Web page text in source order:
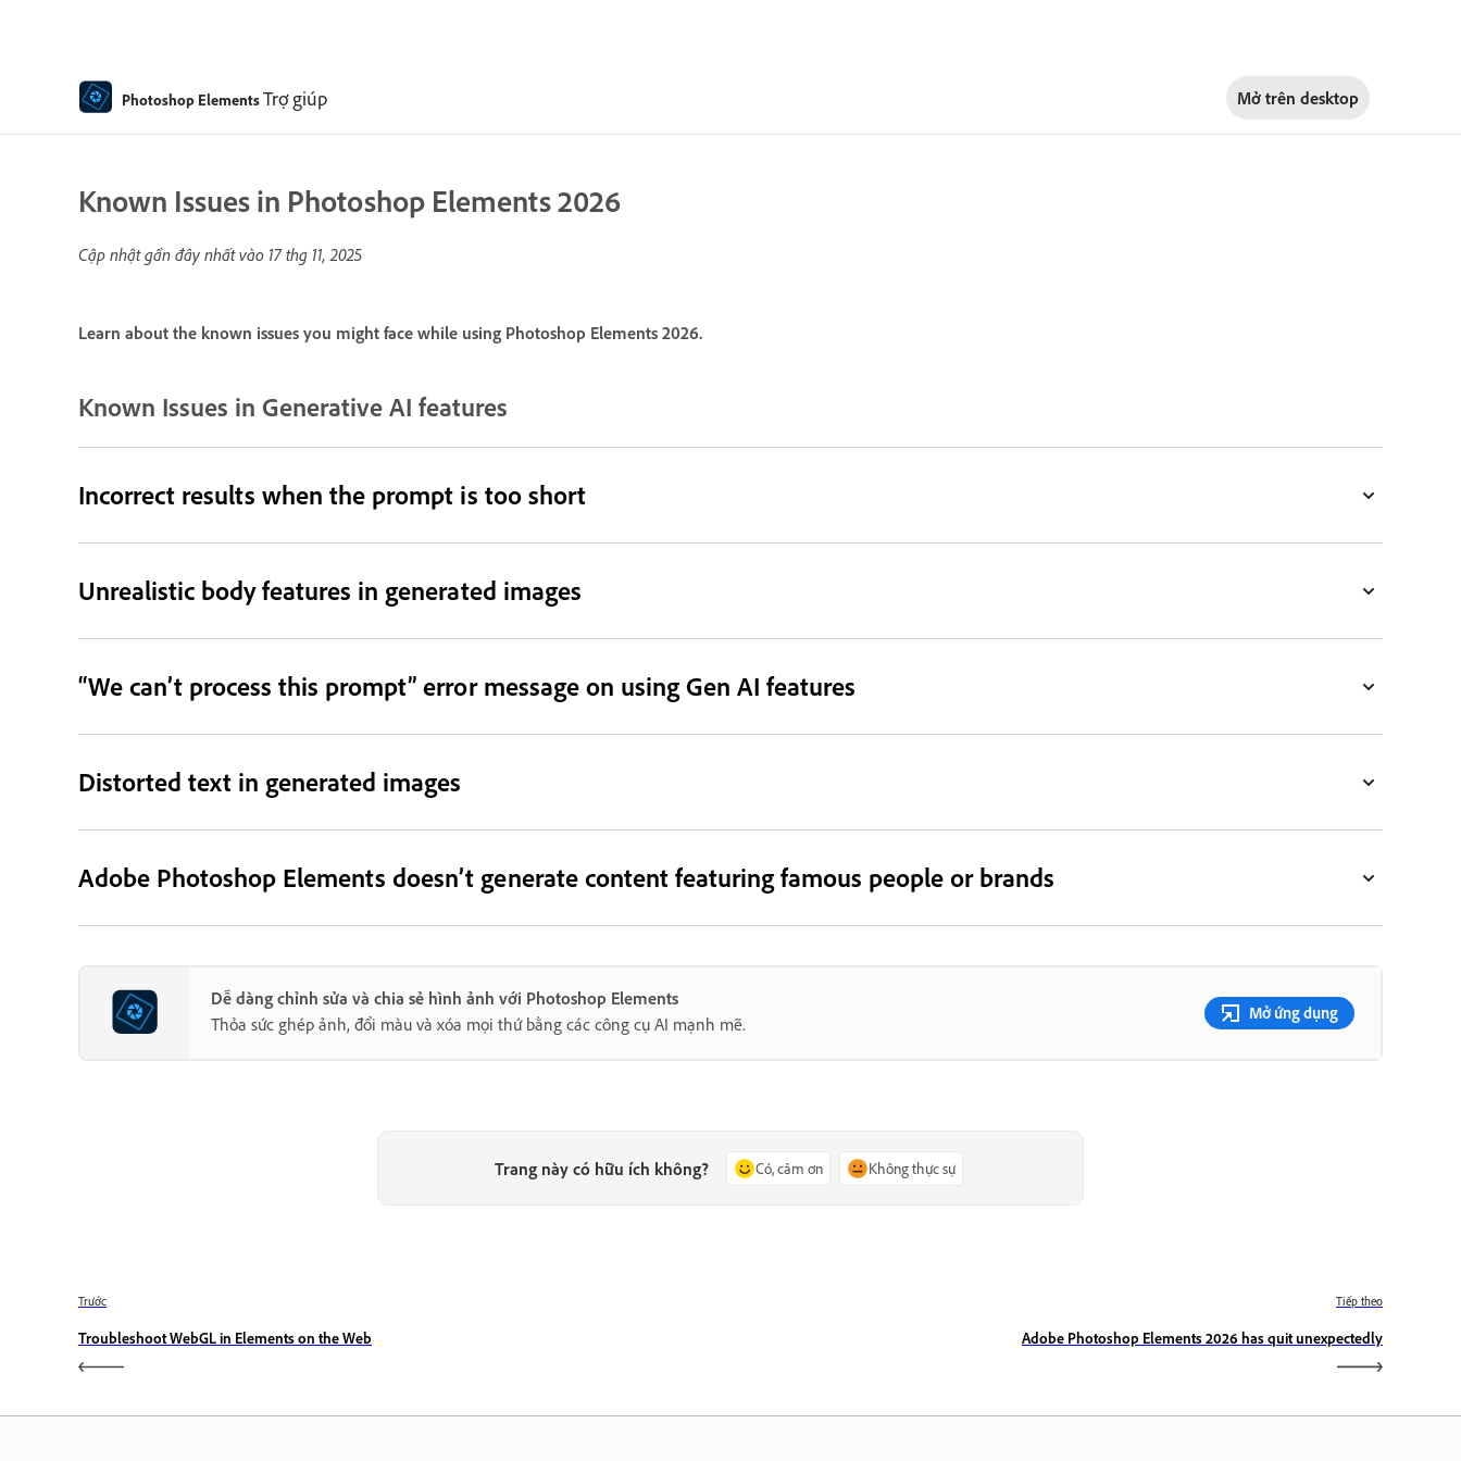
Photoshop ElementsTrợ giúp Mở trên desktop
Known Issues in Photoshop Elements 2026
Cập nhật gần đây nhất vào 17 thg 11, 2025
Learn about the known issues you might face while using Photoshop Elements 2026.
Known Issues in Generative AI features
Incorrect results when the prompt is too short
Unrealistic body features in generated images
“We can’t process this prompt” error message on using Gen AI features
Distorted text in generated images
Adobe Photoshop Elements doesn’t generate content featuring famous people or brands
Dễ dàng chỉnh sửa và chia sẻ hình ảnh với Photoshop Elements
Thỏa sức ghép ảnh, đổi màu và xóa mọi thứ bằng các công cụ AI mạnh mẽ.
Mở ứng dụng
Trang này có hữu ích không? Có, cảm ơn Không thực sự
Trước
Troubleshoot WebGL in Elements on the Web
Tiếp theo
Adobe Photoshop Elements 2026 has quit unexpectedly